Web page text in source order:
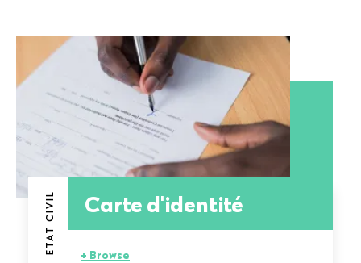
ETAT CIVIL Carte d'identité
+ Browse